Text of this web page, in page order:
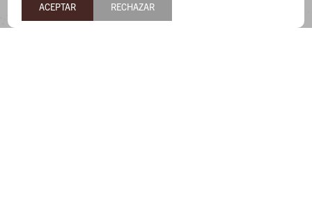
ACEPTAR RECHAZAR
9:30 a 13:00 y de 14:00 a 17:45.